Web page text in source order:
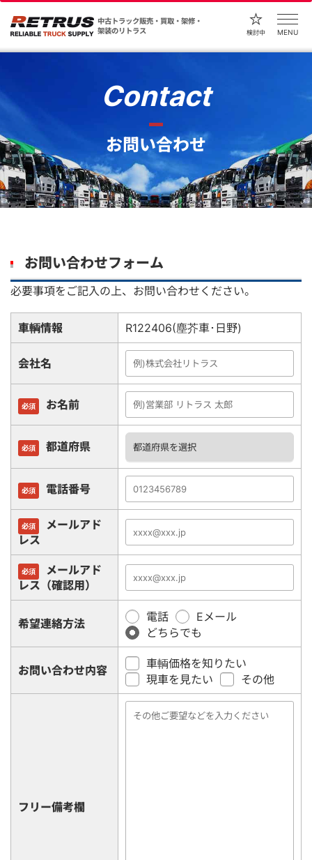
中古トラック販売・買取・架修・
架装のリトラス
検討中 MENU
Contact
お問い合わせ
お問い合わせフォーム
必要事項をご記入の上、お問い合わせください。
車輌情報 R122406(塵芥車･日野)
会社名
必須 お名前
必須 都道府県
必須 電話番号
必須
メールアド
レス
必須
メールアド
レス（確認用）
希望連絡方法
電話
Eメール
どちらでも
お問い合わせ内容
車輌価格を知りたい
現車を見たい
その他
フリー備考欄